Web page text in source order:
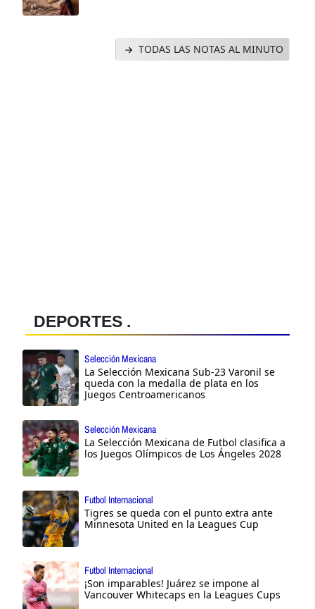
TODAS LAS NOTAS AL MINUTO
DEPORTES .
Selección Mexicana
La Selección Mexicana Sub-23 Varonil se
queda con la medalla de plata en los
Juegos Centroamericanos
Selección Mexicana
La Selección Mexicana de Futbol clasifica a
los Juegos Olímpicos de Los Ángeles 2028
Futbol Internacional
Tigres se queda con el punto extra ante
Minnesota United en la Leagues Cup
Futbol Internacional
¡Son imparables! Juárez se impone al
Vancouver Whitecaps en la Leagues Cups